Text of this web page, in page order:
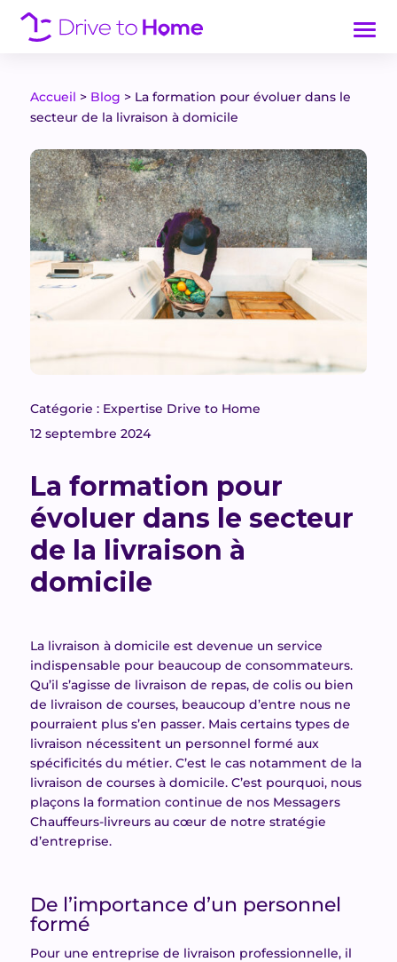
Accueil > Blog > La formation pour évoluer dans le
secteur de la livraison à domicile
Catégorie : Expertise Drive to Home
12 septembre 2024
La formation pour
évoluer dans le secteur
de la livraison à
domicile
La livraison à domicile est devenue un service
indispensable pour beaucoup de consommateurs.
Qu’il s’agisse de livraison de repas, de colis ou bien
de livraison de courses, beaucoup d’entre nous ne
pourraient plus s’en passer. Mais certains types de
livraison nécessitent un personnel formé aux
spécificités du métier. C’est le cas notamment de la
livraison de courses à domicile. C’est pourquoi, nous
plaçons la formation continue de nos Messagers
Chauffeurs-livreurs au cœur de notre stratégie
d’entreprise.
De l’importance d’un personnel
formé
Pour une entreprise de livraison professionnelle, il